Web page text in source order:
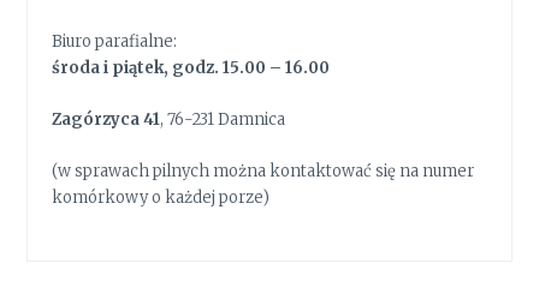
Biuro parafialne:
środa i piątek, godz. 15.00 – 16.00
Zagórzyca 41, 76-231 Damnica
(w sprawach pilnych można kontaktować się na numer
komórkowy o każdej porze)